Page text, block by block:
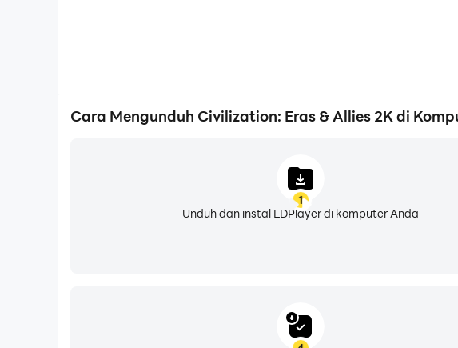
Cara Mengunduh Civilization: Eras & Allies 2K di
1
Unduh dan instal LDPlayer di komputer Anda